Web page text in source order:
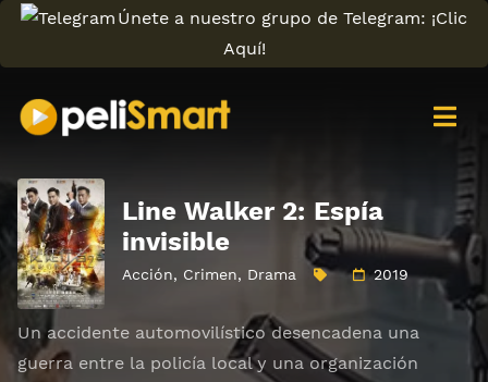
Únete a nuestro grupo de Telegram: ¡Clic
Aquí!
Line Walker 2: Espía
invisible
Acción, Crimen, Drama 2019
Un accidente automovilístico desencadena una
guerra entre la policía local y una organización